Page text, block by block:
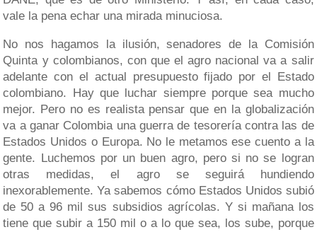
vale la pena echar una mirada minuciosa.
No nos hagamos la ilusión, senadores de la Comisión
Quinta y colombianos, con que el agro nacional va a salir
adelante con el actual presupuesto fijado por el Estado
colombiano. Hay que luchar siempre porque sea mucho
mejor. Pero no es realista pensar que en la globalización
va a ganar Colombia una guerra de tesorería contra las de
Estados Unidos o Europa. No le metamos ese cuento a la
gente. Luchemos por un buen agro, pero si no se logran
otras medidas, el agro se seguirá hundiendo
inexorablemente. Ya sabemos cómo Estados Unidos subió
de 50 a 96 mil sus subsidios agrícolas. Y si mañana los
tiene que subir a 150 mil o a lo que sea, los sube, porque